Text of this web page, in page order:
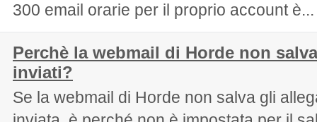
300 email orarie per il proprio account è...
Perchè la webmail di Horde non
inviati?
Se la webmail di Horde non salva gli